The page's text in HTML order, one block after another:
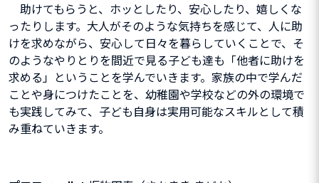
助けてもらうと、ホッとしたり、安心したり、嬉しくな
ったりします。大人がそのような気持ちを感じて、人に助
けを求めながら、安心して日々を暮らしていくことで、そ
のようなやりとりを間近で見る子ども達も「他者に助けを
求める」ということを学んでいきます。家族の中で学んだ
ことや身につけたことを、幼稚園や学校などの外の環境で
も実践してみて、子ども自身は実用可能なスキルとして積
み重ねていきます。